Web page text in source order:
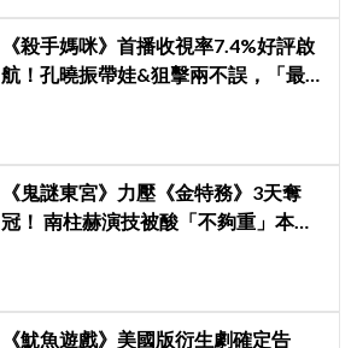
《殺手媽咪》首播收視率7.4%好評啟
航！孔曉振帶娃&狙擊兩不誤，「最狂
《鬼謎東宮》力壓《金特務》3天奪
冠！ 南柱赫演技被酸「不夠重」本人
《魷魚遊戲》美國版衍生劇確定告